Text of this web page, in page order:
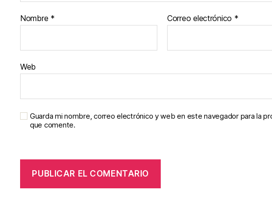
Nombre * Correo electrónico *
Web
Guarda mi nombre, correo electrónico y web en este navegador para la
que comente.